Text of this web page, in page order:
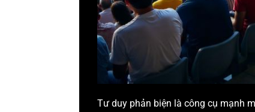
Tư duy phản biện là công cụ mạnh